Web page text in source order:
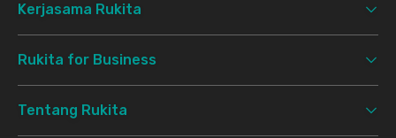
Kerjasama Rukita
Rukita for Business
Tentang Rukita